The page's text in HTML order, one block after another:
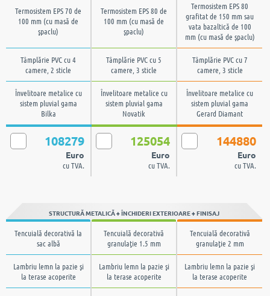
Termosistem EPS 70 de
100 mm (cu masă de
şpaclu)
Termosistem EPS 80 de
100 mm (cu masă de
şpaclu)
Termosistem EPS 80
grafitat de 150 mm sau
vata bazaltică de 100
mm (cu masă de şpaclu)
Tâmplărie PVC cu 4
camere, 2 sticle
Tâmplărie PVC cu 5
camere, 3 sticle
Tâmplărie PVC cu 7
camere, 3 sticle
Învelitoare metalice cu
sistem pluvial gama
Bilka
Învelitoare metalice cu
sistem pluvial gama
Novatik
Învelitoare metalice cu
sistem pluvial gama
Gerard Diamant
108279
Euro
cu TVA.
125054
Euro
cu TVA.
144880
Euro
cu TVA.
STRUCTURĂ METALICĂ + ÎNCHIDERI EXTERIOARE + FINISAJ
Tencuială decorativă la
sac albă
Tencuială decorativă
granulaţie 1.5 mm
Tencuială decorativă
granulaţie 2 mm
Lambriu lemn la pazie şi
la terase acoperite
Lambriu lemn la pazie şi
la terase acoperite
Lambriu lemn la pazie şi
la terase acoperite